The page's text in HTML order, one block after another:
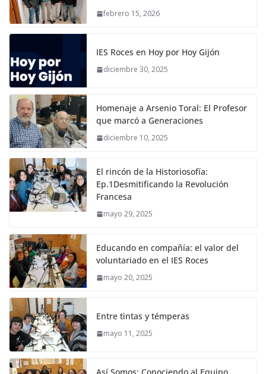
febrero 15, 2026
IES Roces en Hoy por Hoy Gijón
diciembre 30, 2025
Homenaje a Arsenio Toral: El Profesor
que marcó a Generaciones
diciembre 10, 2025
El rincón de la Historiosofía:
Ep.1Desmitificando la Revolución
Francesa
mayo 29, 2025
Educando en compañía: el valor del
voluntariado en el IES Roces
mayo 20, 2025
Entre tintas y témperas
mayo 11, 2025